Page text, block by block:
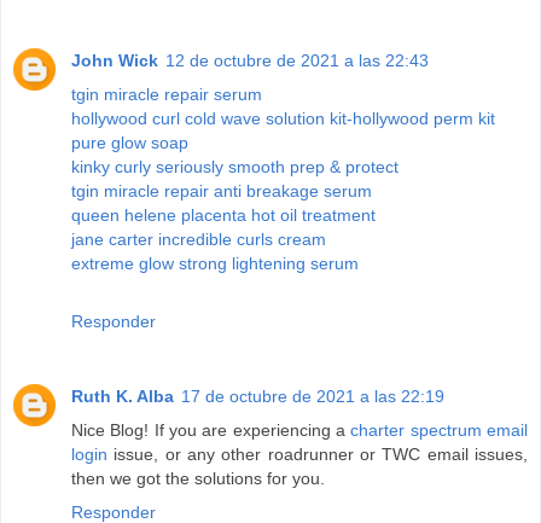
John Wick 12 de octubre de 2021 a las 22:43
tgin miracle repair serum
hollywood curl cold wave solution kit-hollywood perm kit
pure glow soap
kinky curly seriously smooth prep & protect
tgin miracle repair anti breakage serum
queen helene placenta hot oil treatment
jane carter incredible curls cream
extreme glow strong lightening serum
Responder
Ruth K. Alba 17 de octubre de 2021 a las 22:19
Nice Blog! If you are experiencing acharter spectrum email
login issue, or any other roadrunner or TWC email issues,
then we got the solutions for you.
Responder